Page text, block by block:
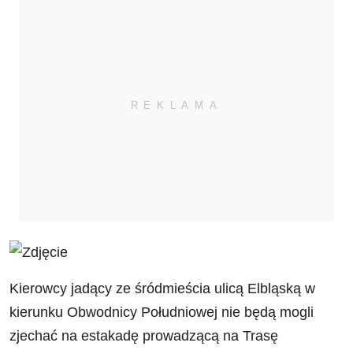
Kierowcy jadący ze śródmieścia ulicą Elbląską w
kierunku Obwodnicy Południowej nie będą mogli
zjechać na estakadę prowadzącą na Trasę